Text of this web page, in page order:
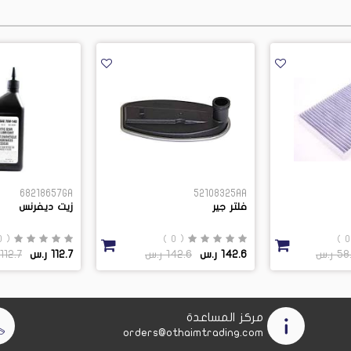
68218657GA
زيت ديفرنس
( 0 )
112.7 ر.س 112.7 ر.س
52108325AA
فلتر جير
( 0 )
142.6 ر.س 142.6 ر.س ر.س
مركز المساعدة
orders@othaimtrading.com